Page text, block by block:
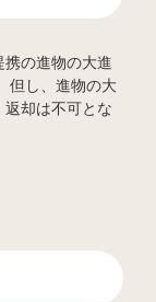
携の進物の大進
但し、進物の大
却は不可とな